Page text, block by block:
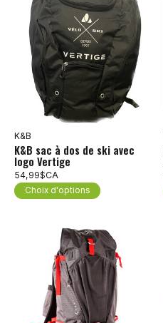
K&B
K&B sac à dos de ski avec
logo Vertige
54,99$CA
Choix d'options